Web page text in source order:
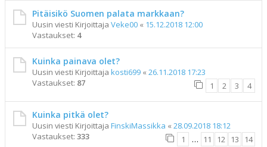
Pitäisikö Suomen palata markkaan?
Uusin viesti Kirjoittaja Veke00 « 15.12.2018 12:00
Vastaukset: 4
Kuinka painava olet?
Uusin viesti Kirjoittaja kosti699 « 26.11.2018 17:23
Vastaukset: 87 1 2 3 4
Kuinka pitkä olet?
Uusin viesti Kirjoittaja FinskiMassikka « 28.09.2018 18:12
Vastaukset: 333 1 … 11 12 13 14